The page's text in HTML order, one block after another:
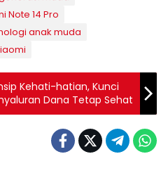
Note 14 Pro
anak muda
Kehati-hatian, Kunci
Dana Tetap Sehat